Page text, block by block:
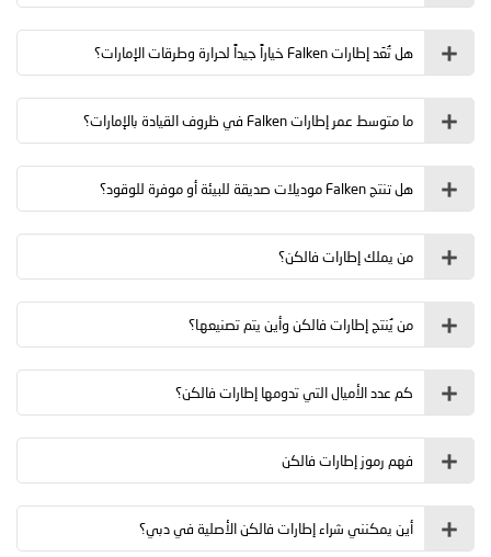
هل تُعَد إطارات Falken خياراً جيداً لحرارة وطرقات الإمارات؟
ما متوسط عمر إطارات Falken في ظروف القيادة بالإمارات؟
هل تنتج Falken موديلات صديقة للبيئة أو موفرة للوقود؟
من يملك إطارات فالكن؟
من يُنتج إطارات فالكن وأين يتم تصنيعها؟
كم عدد الأميال التي تدومها إطارات فالكن؟
فهم رموز إطارات فالكن
أين يمكنني شراء إطارات فالكن الأصلية في دبي؟